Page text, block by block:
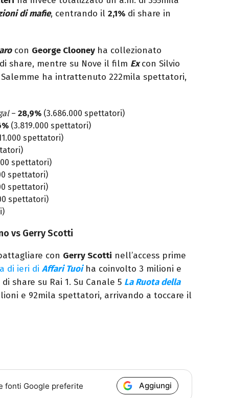
di mafie, centrando il 2,1% di share in
con George Clooney ha collezionato
share, mentre su Nove il film Excon Silvio
ha intrattenuto 222mila spettatori,
– 28,9% (3.686.000 spettatori)
(3.819.000 spettatori)
spettatori)
spettatori)
spettatori)
spettatori)
spettatori)
vs Gerry Scotti
con Gerry Scotti nell’access prime
di ieri di Affari Tuoiha coinvolto 3 milioni e
di share su Rai 1. Su Canale 5 La Ruota della
e 92mila spettatori, arrivando a toccare il
fonti Google preferite Aggiungi